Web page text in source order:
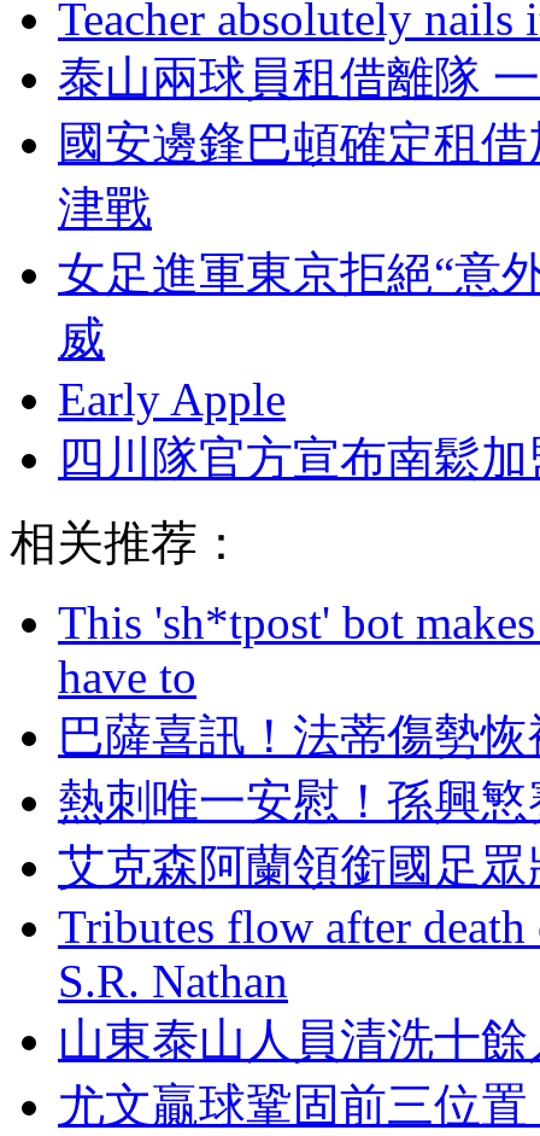
Teacher absolutely
泰山兩球員租借離隊
國安邊鋒巴頓確定租
津戰
女足進軍東京拒絕“意
威
Early Apple
四川隊官方宣布南鬆
相关推荐：
This 'sh*tpost' bot
have to
巴薩喜訊！法蒂傷
熱刺唯一安慰！孫
艾克森阿蘭領銜國足
Tributes flow after
S.R. Nathan
山東泰山人員清洗十
尤文贏球鞏固前三位置